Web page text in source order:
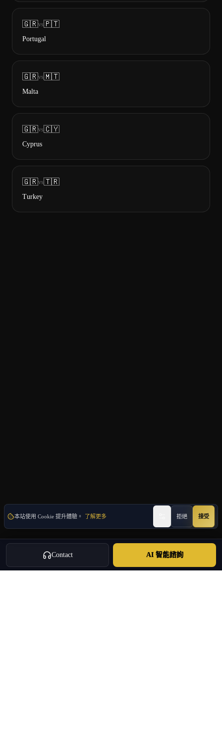
🇬🇷vs🇵🇹
Portugal
🇬🇷vs🇲🇹
Malta
🇬🇷vs🇨🇾
Cyprus
🇬🇷vs🇹🇷
Turkey
本站使用 Cookie 提升體驗。 了解更多 拒絕 接受
Contact AI 智能諮詢